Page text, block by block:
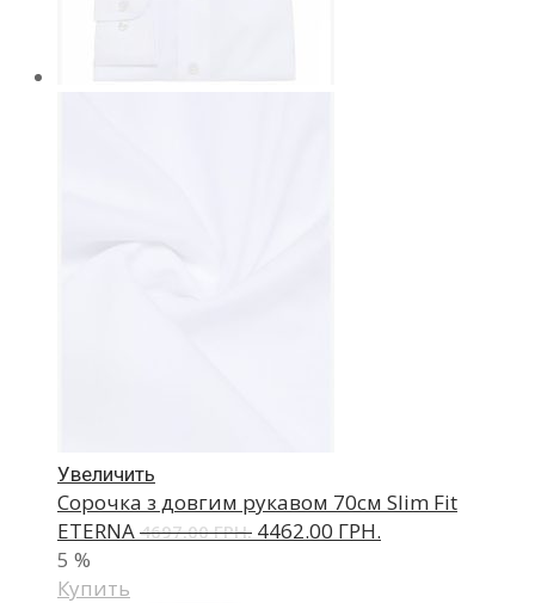
Увеличить
Сорочка з довгим рукавом 70см Slim Fit
ETERNA 4697.00 ГРН. 4462.00 ГРН.
5 %
Купить